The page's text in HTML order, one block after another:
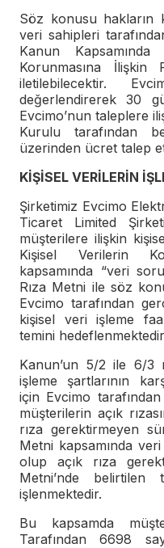
Söz konusu hakların
veri sahipleri
Kanun
Korunmasına İlişkin
iletilebilecektir.
değerlendirerek 30
Evcimo’nun taleplere
Kurulu tarafından
üzerinden ücret talep
KİŞİSEL VERİLERİN
Şirketimiz Evcimo
Ticaret Limited
müşterilere ilişkin
Kişisel Verilerin
kapsamında “veri
Rıza Metni ile söz
Evcimo tarafından
kişisel veri işleme
temini
Kanun’un 5/2 ile 6/3
işleme şartlarının
için Evcimo
müşterilerin açık
rıza gerektirmeyen
Metni kapsamında
olup açık rıza
Metni’nde
işlenmektedir.
Bu kapsamda
Tarafından 6698